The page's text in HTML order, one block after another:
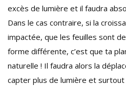
excès de lumière et il faudra
Dans le cas contraire, si la
impactée, que les feuilles sont
forme différente, c’est que ta
naturelle ! Il faudra alors la
capter plus de lumière et surtout